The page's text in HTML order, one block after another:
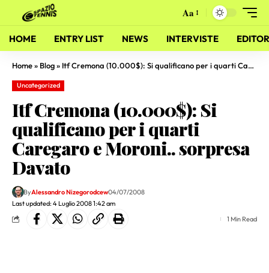
Aa
HOME ENTRY LIST NEWS INTERVISTE
Home» Blog» Itf Cremona (10.000$): Si qualificano per i quarti Caregaro e Moroni.. sorpresa Davato
Uncategorized
Itf Cremona (10.000$): Si
qualificano per i quarti
Caregaro e Moroni.. sorpresa
Davato
Last updated: 4 Luglio 2008 1:42 am
ByAlessandro Nizegorodcew04/07/2008
1 Min Read